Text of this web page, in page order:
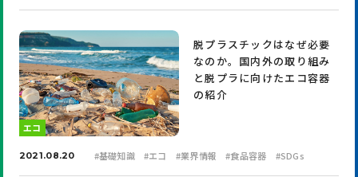
エコ
脱プラスチックはなぜ必要
なのか。国内外の取り組み
と脱プラに向けたエコ容器
の紹介
2021.08.20 #基礎知識 #エコ #業界情報 #食品容器 #SDGs